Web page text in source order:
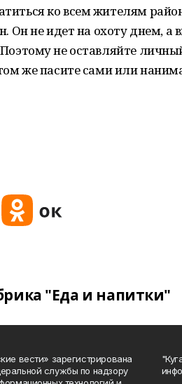
ко всем жителям
Он не идет на охоту днем, а
не оставляйте
же пасите сами или
"Еда и напитки"
вести» зарегистрирована
службы по надзору